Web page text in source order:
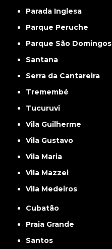
Parada Inglesa
Parque Peruche
Parque São Domingos
Santana
Serra da Cantareira
Tremembé
Tucuruvi
Vila Guilherme
Vila Gustavo
Vila Maria
Vila Mazzei
Vila Medeiros
Cubatão
Praia Grande
Santos